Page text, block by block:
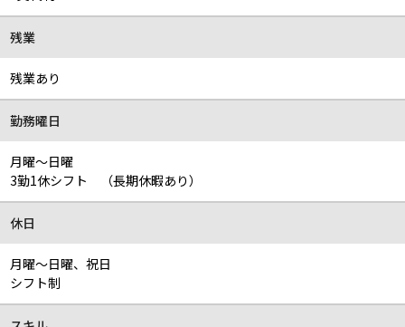
残業
残業あり
勤務曜日
月曜～日曜
3勤1休シフト （長期休暇あり）
休日
月曜～日曜、祝日
シフト制